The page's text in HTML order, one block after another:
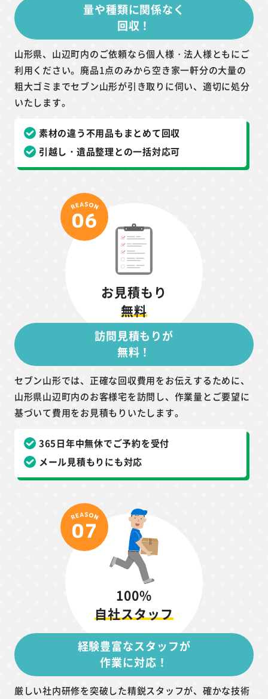
量や種類に関係なく
回収！
山形県、山辺町内のご依頼なら個人様・法人様ともにご
利用ください。廃品1点のみから空き家一軒分の大量の
粗大ゴミまでセブン山形が引き取りに伺い、適切に処分
いたします。
素材の違う不用品もまとめて回収
引越し・遺品整理との一括対応可
お見積もり
無料
訪問見積もりが
無料！
セブン山形では、正確な回収費用をお伝えするために、
山形県山辺町内のお客様宅を訪問し、作業量とご要望に
基づいて費用をお見積もりいたします。
365日年中無休でご予約を受付
メール見積もりにも対応
100%
自社スタッフ
経験豊富なスタッフが
作業に対応！
厳しい社内研修を突破した精鋭スタッフが、確かな技術